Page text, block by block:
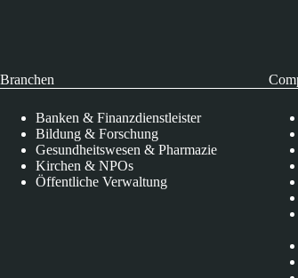
Branchen
Banken & Finanzdienstleister
Bildung & Forschung
Gesundheitswesen & Pharmazie
Kirchen & NPOs
Öffentliche Verwaltung